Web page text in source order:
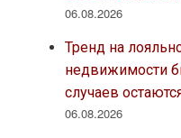
06.08.2026
Тренд на
недвижимости
случаев
06.08.2026